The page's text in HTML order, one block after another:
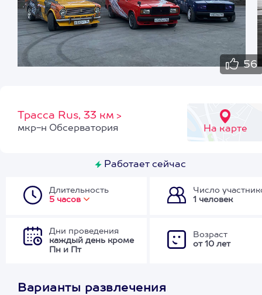
56
Трасса Rus, 33 км >
На карте
мкр-н Обсерватория
Работает сейчас
Длительность
5 часов
Число
1 человек
Дни проведения
каждый день кроме
Пн и Пт
Возраст
от 10 лет
Варианты развлечения